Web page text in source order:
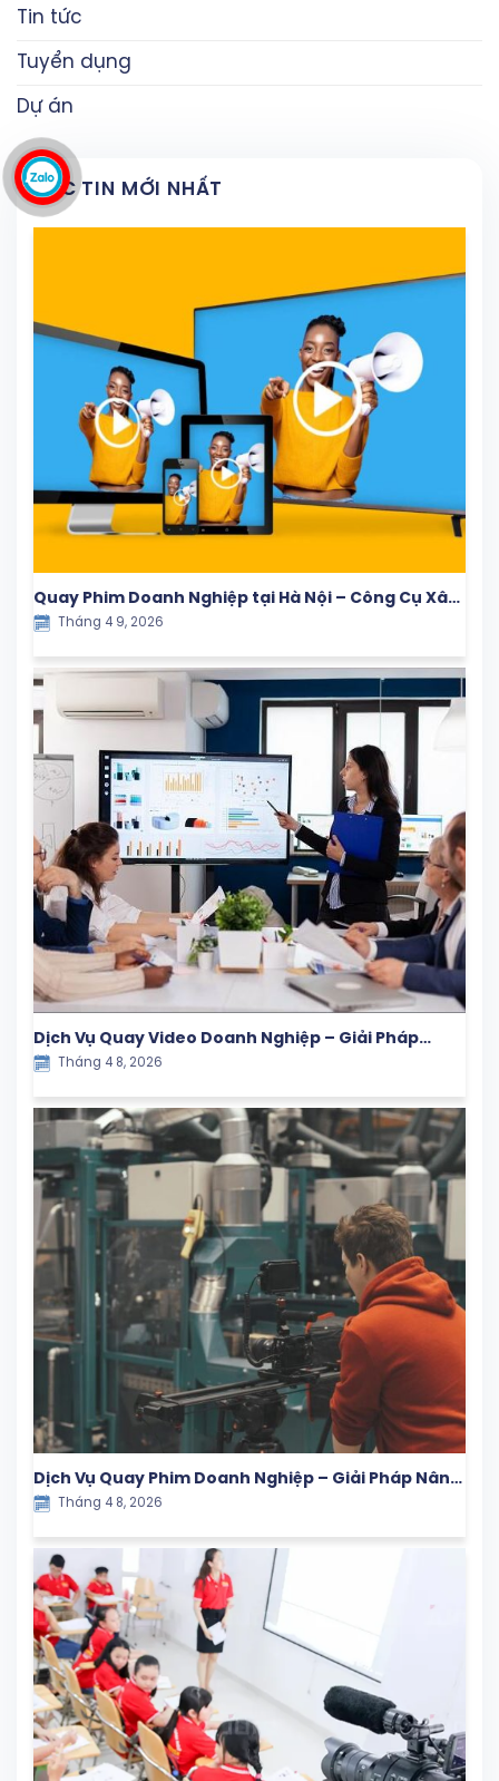
Tin tức
Tuyển dụng
Dự án
CÁC TIN MỚI NHẤT
Quay Phim Doanh Nghiệp tại Hà Nội – Công Cụ Xây
Dựng Thương Hiệu & Tăng Trưởng Bền Vững
Tháng 4 9, 2026
Dịch Vụ Quay Video Doanh Nghiệp – Giải Pháp
Truyền Thông Hiệu Quả Cho Thương Hiệu Hiện Đại
Tháng 4 8, 2026
Dịch Vụ Quay Phim Doanh Nghiệp – Giải Pháp Nâng
Tầm Thương Hiệu Trong Kỷ Nguyên Số
Tháng 4 8, 2026